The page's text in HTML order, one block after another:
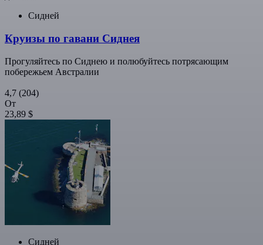
Сидней
Круизы по гавани Сиднея
Прогуляйтесь по Сиднею и полюбуйтесь потрясающим
побережьем Австралии
4,7 (204)
От
23,89 $
Сидней